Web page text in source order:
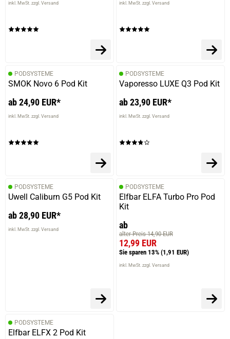
inkl. MwSt. zzgl. Versand inkl. MwSt. zzgl. Versand
PODSYSTEME
SMOK Novo 6 Pod Kit
ab 24,90 EUR*
inkl. MwSt. zzgl. Versand
PODSYSTEME
Vaporesso LUXE Q3 Pod Kit
ab 23,90 EUR*
inkl. MwSt. zzgl. Versand
PODSYSTEME
Uwell Caliburn G5 Pod Kit
ab 28,90 EUR*
inkl. MwSt. zzgl. Versand
PODSYSTEME
Elfbar ELFA Turbo Pro Pod
Kit
ab
alter Preis 14,90 EUR
12,99 EUR
Sie sparen 13% (1,91 EUR)
inkl. MwSt. zzgl. Versand
PODSYSTEME
Elfbar ELFX 2 Pod Kit